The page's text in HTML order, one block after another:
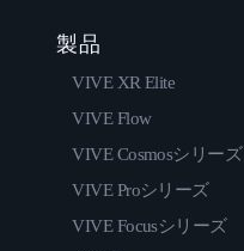
製品
VIVE XR Elite
VIVE Flow
VIVE Cosmosシリーズ
VIVE Proシリーズ
VIVE Focusシリーズ